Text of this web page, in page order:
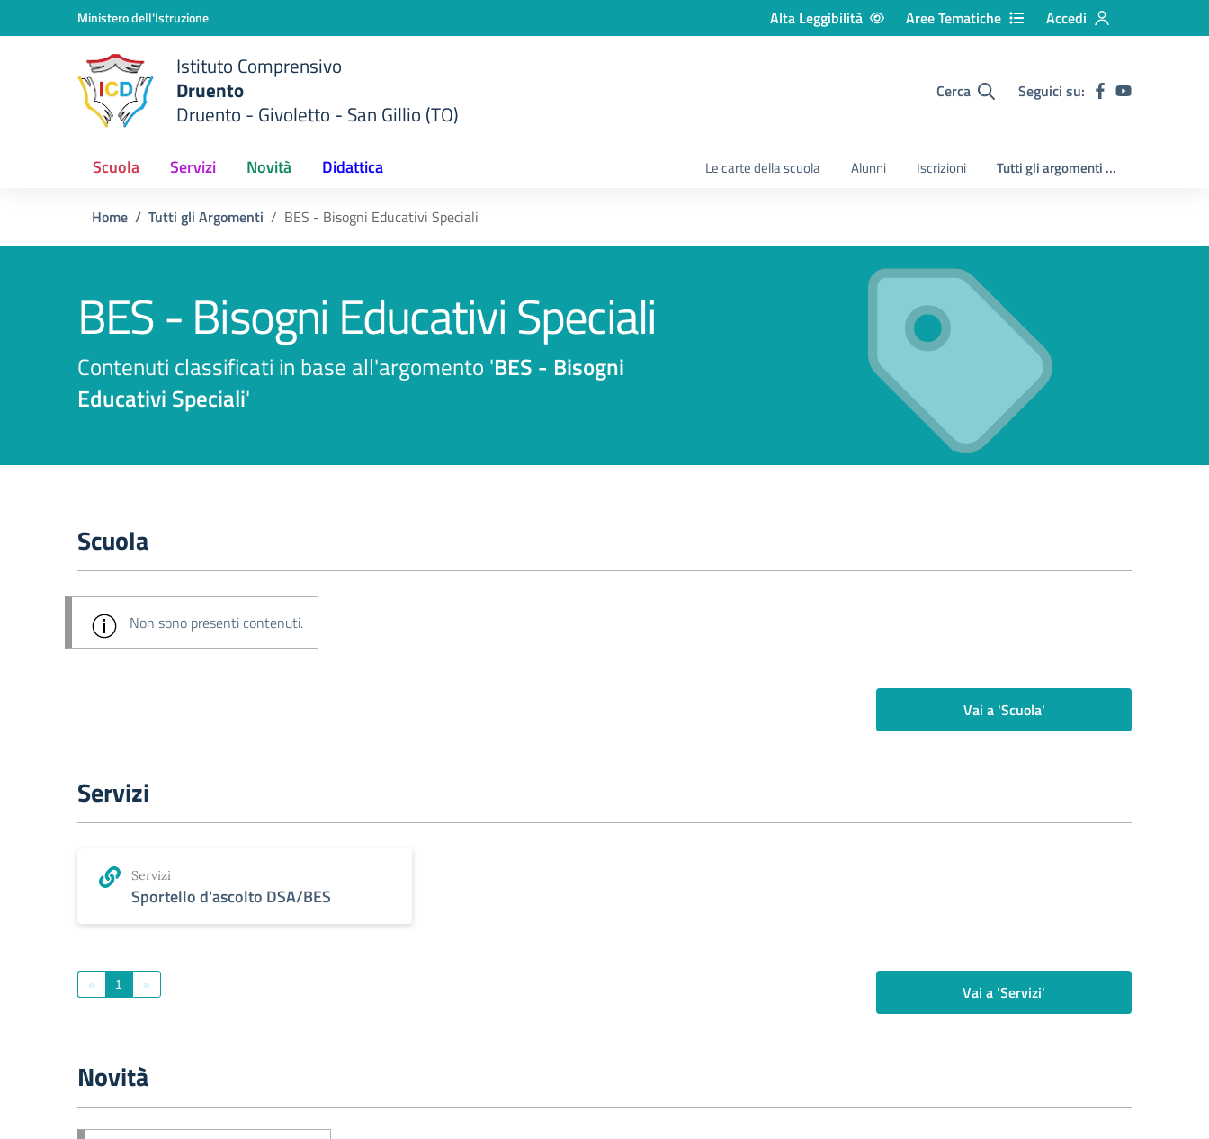
Vai ai contenuti
Vai al menu di navigazione
Ministero dell'Istruzione Alta Leggibilità Aree Tematiche Accedi
Istituto Comprensivo
Druento
Druento - Givoletto - San Gillio (TO)
Cerca Seguici su:
Scuola Servizi Novità Didattica Le carte della scuola Alunni Iscrizioni Tutti gli argomenti ...
Home Tutti gli Argomenti BES - Bisogni Educativi Speciali
BES - Bisogni Educativi Speciali
Contenuti classificati in base all'argomento 'BES - Bisogni
Educativi Speciali'
Scuola
Non sono presenti contenuti.
Vai a 'Scuola'
Servizi
Servizi
Sportello d'ascolto DSA/BES
« 1 » Vai a 'Servizi'
Novità